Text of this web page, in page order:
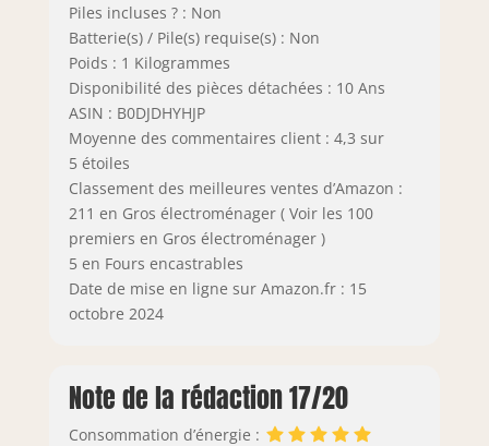
Piles incluses ? : Non
Batterie(s) / Pile(s) requise(s) : Non
Poids : 1 Kilogrammes
Disponibilité des pièces détachées : 10 Ans
ASIN : B0DJDHYHJP
Moyenne des commentaires client : 4,3 sur
5 étoiles
Classement des meilleures ventes d’Amazon :
211 en Gros électroménager ( Voir les 100
premiers en Gros électroménager )
5 en Fours encastrables
Date de mise en ligne sur Amazon.fr : 15
octobre 2024
Note de la rédaction 17/20
Consommation d’énergie :